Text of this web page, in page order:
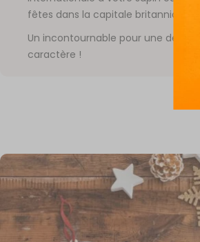
fêtes dans la capitale britannique.
Un incontournable pour une
caractère !